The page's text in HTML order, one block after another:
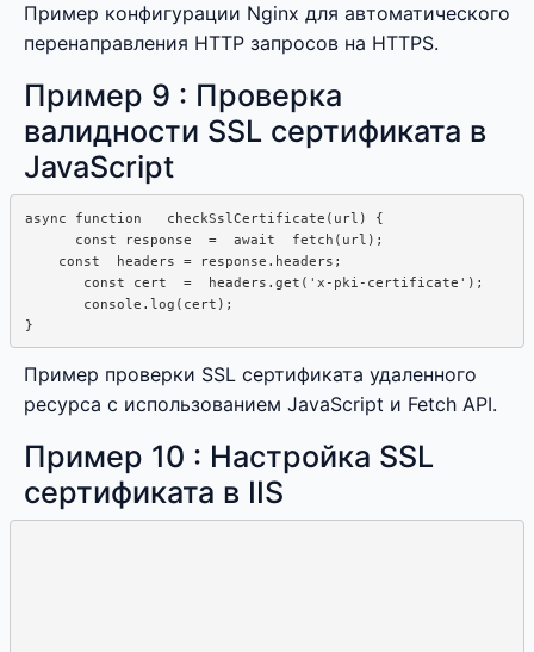
Пример конфигурации Nginx для автоматического
перенаправления HTTP запросов на HTTPS.
Пример 9 : Проверка
валидности SSL сертификата в
JavaScript
async function   checkSslCertificate(url) {
      const response  =  await  fetch(url);
    const  headers = response.headers;
       const cert  =  headers.get('x-pki-certificate');
       console.log(cert);
Пример проверки SSL сертификата удаленного
ресурса с использованием JavaScript и Fetch API.
Пример 10 : Настройка SSL
сертификата в IIS